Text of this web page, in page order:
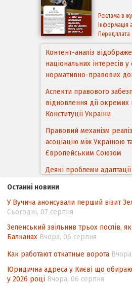
Реклама в
Інформація
Передплата
Контент-аналіз
національних інтересів у
нормативно-правових
Аспекти правового
відновлення дії
Конституції України
Правовий механізм
асоціацію між Україною
Європейським Cоюзом
Деякі проблеми адаптації
походження товарів
Угоди про торговельні
інтелектуальної власності
контексті євроінтеграції
Аналіз виборчого
невизначеності
підрахунку голосів
Інформаційна безпека
Останні новини
У Вучича анонсували перший візит
Сьогодні, 07 серпня
Зеленський звільнив трьох послів,
Балканах Вчора, 06 серпня
Как работают откатные ворота
Юридична адреса у Києві що
у 2026 році Вчора, 06 серпня